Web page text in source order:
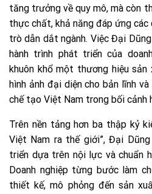
tăng trưởng về quy mô, mà còn
thực chất, khả năng đáp ứng các
trò dẫn dắt ngành. Việc Đại
hành trình phát triển của
khuôn khổ một thương hiệu
hình ảnh đại diện cho bản lĩnh
chế tạo Việt Nam trong bối cảnh
Trên nền tảng hơn ba thập kỷ
Việt Nam ra thế giới”, Đại
triển dựa trên nội lực và chuẩn
Doanh nghiệp từng bước làm
thiết kế, mô phỏng đến sản